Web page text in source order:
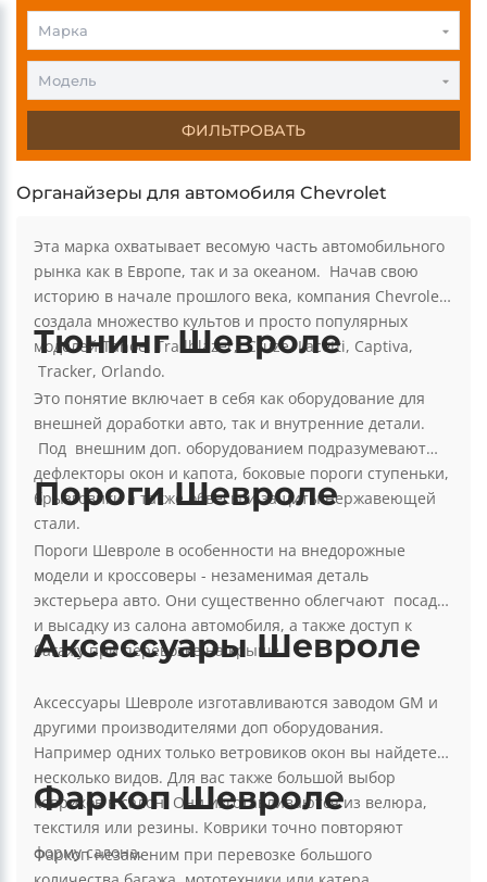
Марка
Модель
ФИЛЬТРОВАТЬ
Органайзеры для автомобиля Chevrolet
Эта марка охватывает весомую часть автомобильного
рынка как в Европе, так и за океаном. Начав свою
историю в начале прошлого века, компания Chevrolet
создала множество культов и просто популярных
моделей Tahoe, Trailblazer, Cruze, Lacetti, Captiva,
Tracker, Orlando.
Тюнинг Шевроле
Это понятие включает в себя как оборудование для
внешней доработки авто, так и внутренние детали.
Под внешним доп. оборудованием подразумевают
дефлекторы окон и капота, боковые пороги ступеньки,
брызговики а также обвесы и защиты нержавеющей
стали.
Пороги Шевроле
Пороги Шевроле в особенности на внедорожные
модели и кроссоверы - незаменимая деталь
экстерьера авто. Они существенно облегчают посадку
и высадку из салона автомобиля, а также доступ к
багажу при перевозке на крыше.
Аксессуары Шевроле
Аксессуары Шевроле изготавливаются заводом GM и
другими производителями доп оборудования.
Например одних только ветровиков окон вы найдете
несколько видов. Для вас также большой выбор
ковриков в салон. Они изготавливаются из велюра,
текстиля или резины. Коврики точно повторяют
форму салона.
Фаркоп Шевроле
Фаркоп незаменим при перевозке большого